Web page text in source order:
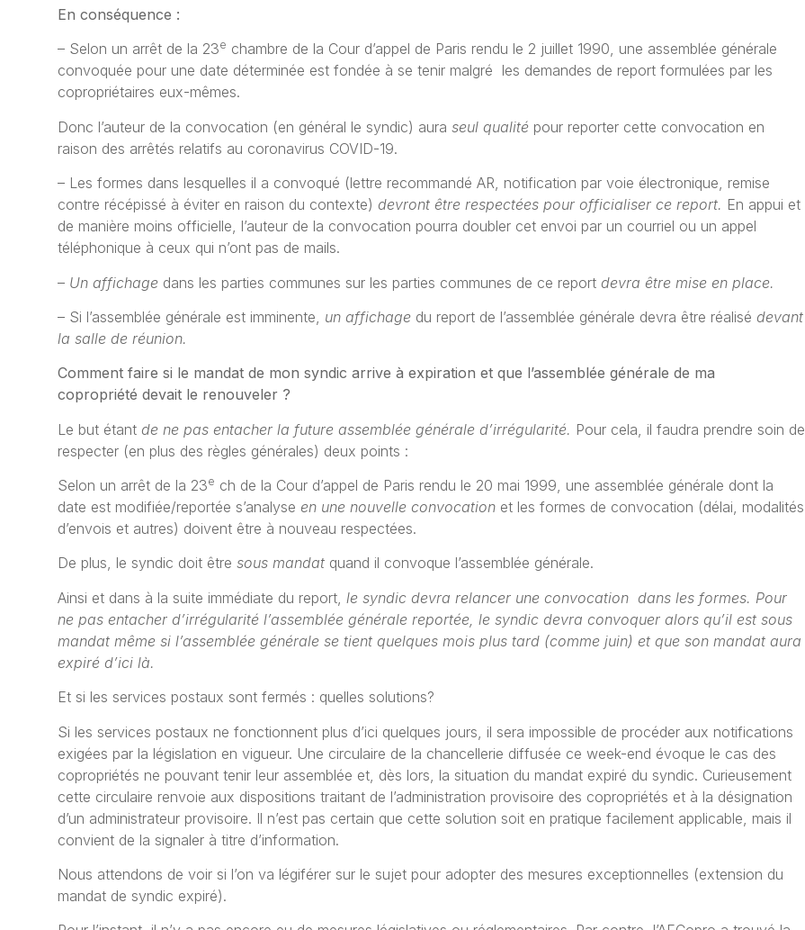
En conséquence :
– Selon un arrêt de la 23e chambre de la Cour d’appel de Paris rendu le 2 juillet 1990, une assemblée générale
convoquée pour une date déterminée est fondée à se tenir malgré les demandes de report formulées par les
copropriétaires eux-mêmes.
Donc l’auteur de la convocation (en général le syndic) aura seul qualité pour reporter cette convocation en
raison des arrêtés relatifs au coronavirus COVID-19.
– Les formes dans lesquelles il a convoqué (lettre recommandé AR, notification par voie électronique, remise
contre récépissé à éviter en raison du contexte) devront être respectées pour officialiser ce report. En appui et
de manière moins officielle, l’auteur de la convocation pourra doubler cet envoi par un courriel ou un appel
téléphonique à ceux qui n’ont pas de mails.
– Un affichage dans les parties communes sur les parties communes de ce report devra être mise en place.
– Si l’assemblée générale est imminente, un affichage du report de l’assemblée générale devra être réalisé devant
la salle de réunion.
Comment faire si le mandat de mon syndic arrive à expiration et que l’assemblée générale de ma
copropriété devait le renouveler ?
Le but étant de ne pas entacher la future assemblée générale d’irrégularité. Pour cela, il faudra prendre soin de
respecter (en plus des règles générales) deux points :
Selon un arrêt de la 23e ch de la Cour d’appel de Paris rendu le 20 mai 1999, une assemblée générale dont la
date est modifiée/reportée s’analyse en une nouvelle convocation et les formes de convocation (délai, modalités
d’envois et autres) doivent être à nouveau respectées.
De plus, le syndic doit être sous mandat quand il convoque l’assemblée générale.
Ainsi et dans à la suite immédiate du report, le syndic devra relancer une convocation dans les formes. Pour
ne pas entacher d’irrégularité l’assemblée générale reportée, le syndic devra convoquer alors qu’il est sous
mandat même si l’assemblée générale se tient quelques mois plus tard (comme juin) et que son mandat aura
expiré d’ici là.
Et si les services postaux sont fermés : quelles solutions?
Si les services postaux ne fonctionnent plus d’ici quelques jours, il sera impossible de procéder aux notifications
exigées par la législation en vigueur. Une circulaire de la chancellerie diffusée ce week-end évoque le cas des
copropriétés ne pouvant tenir leur assemblée et, dès lors, la situation du mandat expiré du syndic. Curieusement
cette circulaire renvoie aux dispositions traitant de l’administration provisoire des copropriétés et à la désignation
d’un administrateur provisoire. Il n’est pas certain que cette solution soit en pratique facilement applicable, mais il
convient de la signaler à titre d’information.
Nous attendons de voir si l’on va légiférer sur le sujet pour adopter des mesures exceptionnelles (extension du
mandat de syndic expiré).